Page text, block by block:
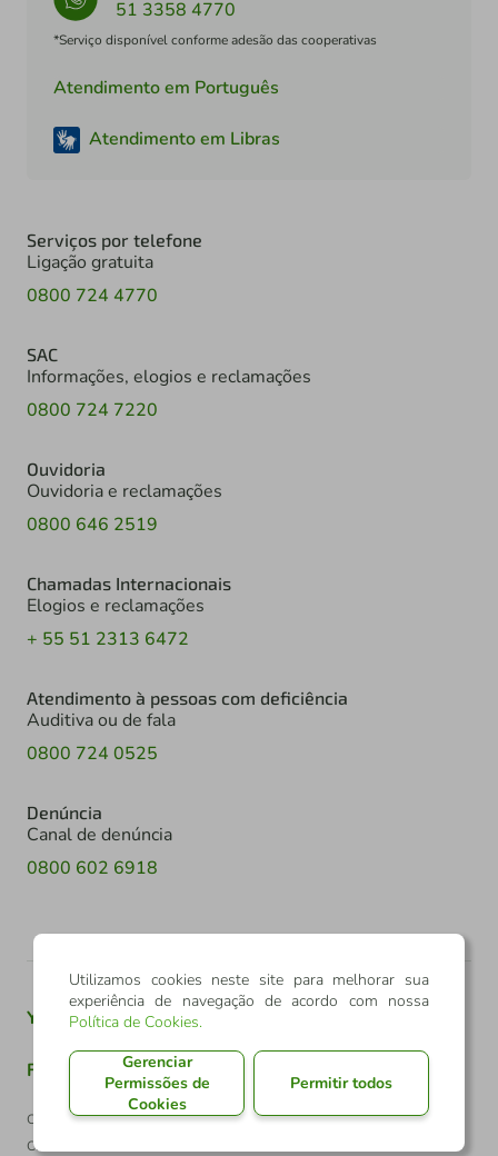
51 3358 4770
*Serviço disponível conforme adesão das cooperativas
Atendimento em Português
Atendimento em Libras
Serviços por telefone
Ligação gratuita
0800 724 4770
SAC
Informações, elogios e reclamações
0800 724 7220
Ouvidoria
Ouvidoria e reclamações
0800 646 2519
Chamadas Internacionais
Elogios e reclamações
+ 55 51 2313 6472
Atendimento à pessoas com deficiência
Auditiva ou de fala
0800 724 0525
Denúncia
Canal de denúncia
0800 602 6918
Youtube Twitter
Facebook TikTok
Confederação Sicredi
CNPJ: 03.795.072/0001-60
Utilizamos cookies neste site para melhorar sua
experiência de navegação de acordo com nossa
Política de Cookies.
Gerenciar
Permissões de
Cookies
Permitir todos